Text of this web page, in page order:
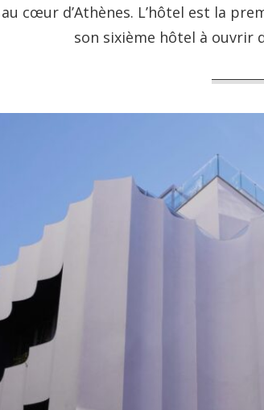
cœur d’Athènes. L’hôtel est la
son sixième hôtel à ouvrir